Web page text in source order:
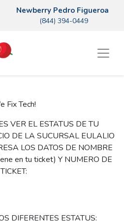
Newberry Pedro Figueroa
(844) 394-0449
Fix Tech!
VER EL ESTATUS DE TU
DE LA SUCURSAL EULALIO
LOS DATOS DE NOMBRE
en tu ticket) Y NUMERO DE
TICKET:
DIFERENTES ESTATUS: